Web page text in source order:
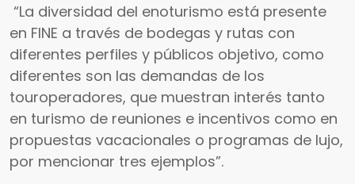
“La diversidad del enoturismo está presente
en FINE a través de bodegas y rutas con
diferentes perfiles y públicos objetivo, como
diferentes son las demandas de los
touroperadores, que muestran interés tanto
en turismo de reuniones e incentivos como en
propuestas vacacionales o programas de lujo,
por mencionar tres ejemplos”.